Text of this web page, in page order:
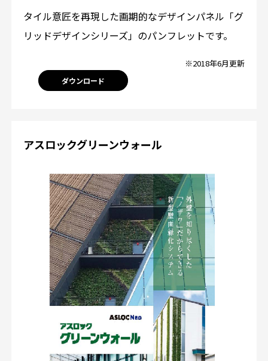
タイル意匠を再現した画期的なデザインパネル「グ
リッドデザインシリーズ」のパンフレットです。
※2018年6月更新
ダウンロード
アスロックグリーンウォール